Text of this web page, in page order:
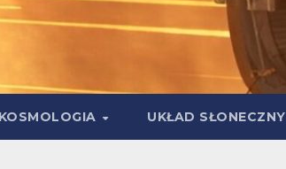
KOSMOLOGIA UKŁAD SŁONECZNY